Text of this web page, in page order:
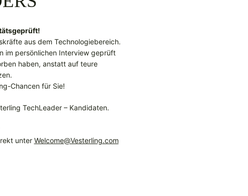
aus dem Technologiebereich.
im persönlichen Interview geprüft
haben, anstatt auf teure
Chancen für Sie!
TechLeader – Kandidaten.
unter Welcome@Vesterling.com